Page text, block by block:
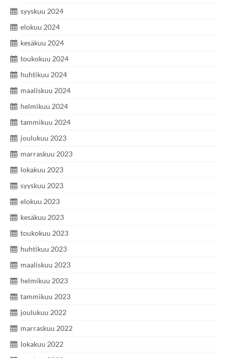
syyskuu 2024
elokuu 2024
kesäkuu 2024
toukokuu 2024
huhtikuu 2024
maaliskuu 2024
helmikuu 2024
tammikuu 2024
joulukuu 2023
marraskuu 2023
lokakuu 2023
syyskuu 2023
elokuu 2023
kesäkuu 2023
toukokuu 2023
huhtikuu 2023
maaliskuu 2023
helmikuu 2023
tammikuu 2023
joulukuu 2022
marraskuu 2022
lokakuu 2022